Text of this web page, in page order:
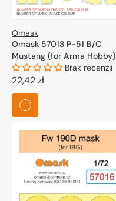
Omask
Omask 57013 P-51 B/C
Mustang (for Arma Hobby)
1/72
Brak recenzji
Cena
regularna
22,42 zł